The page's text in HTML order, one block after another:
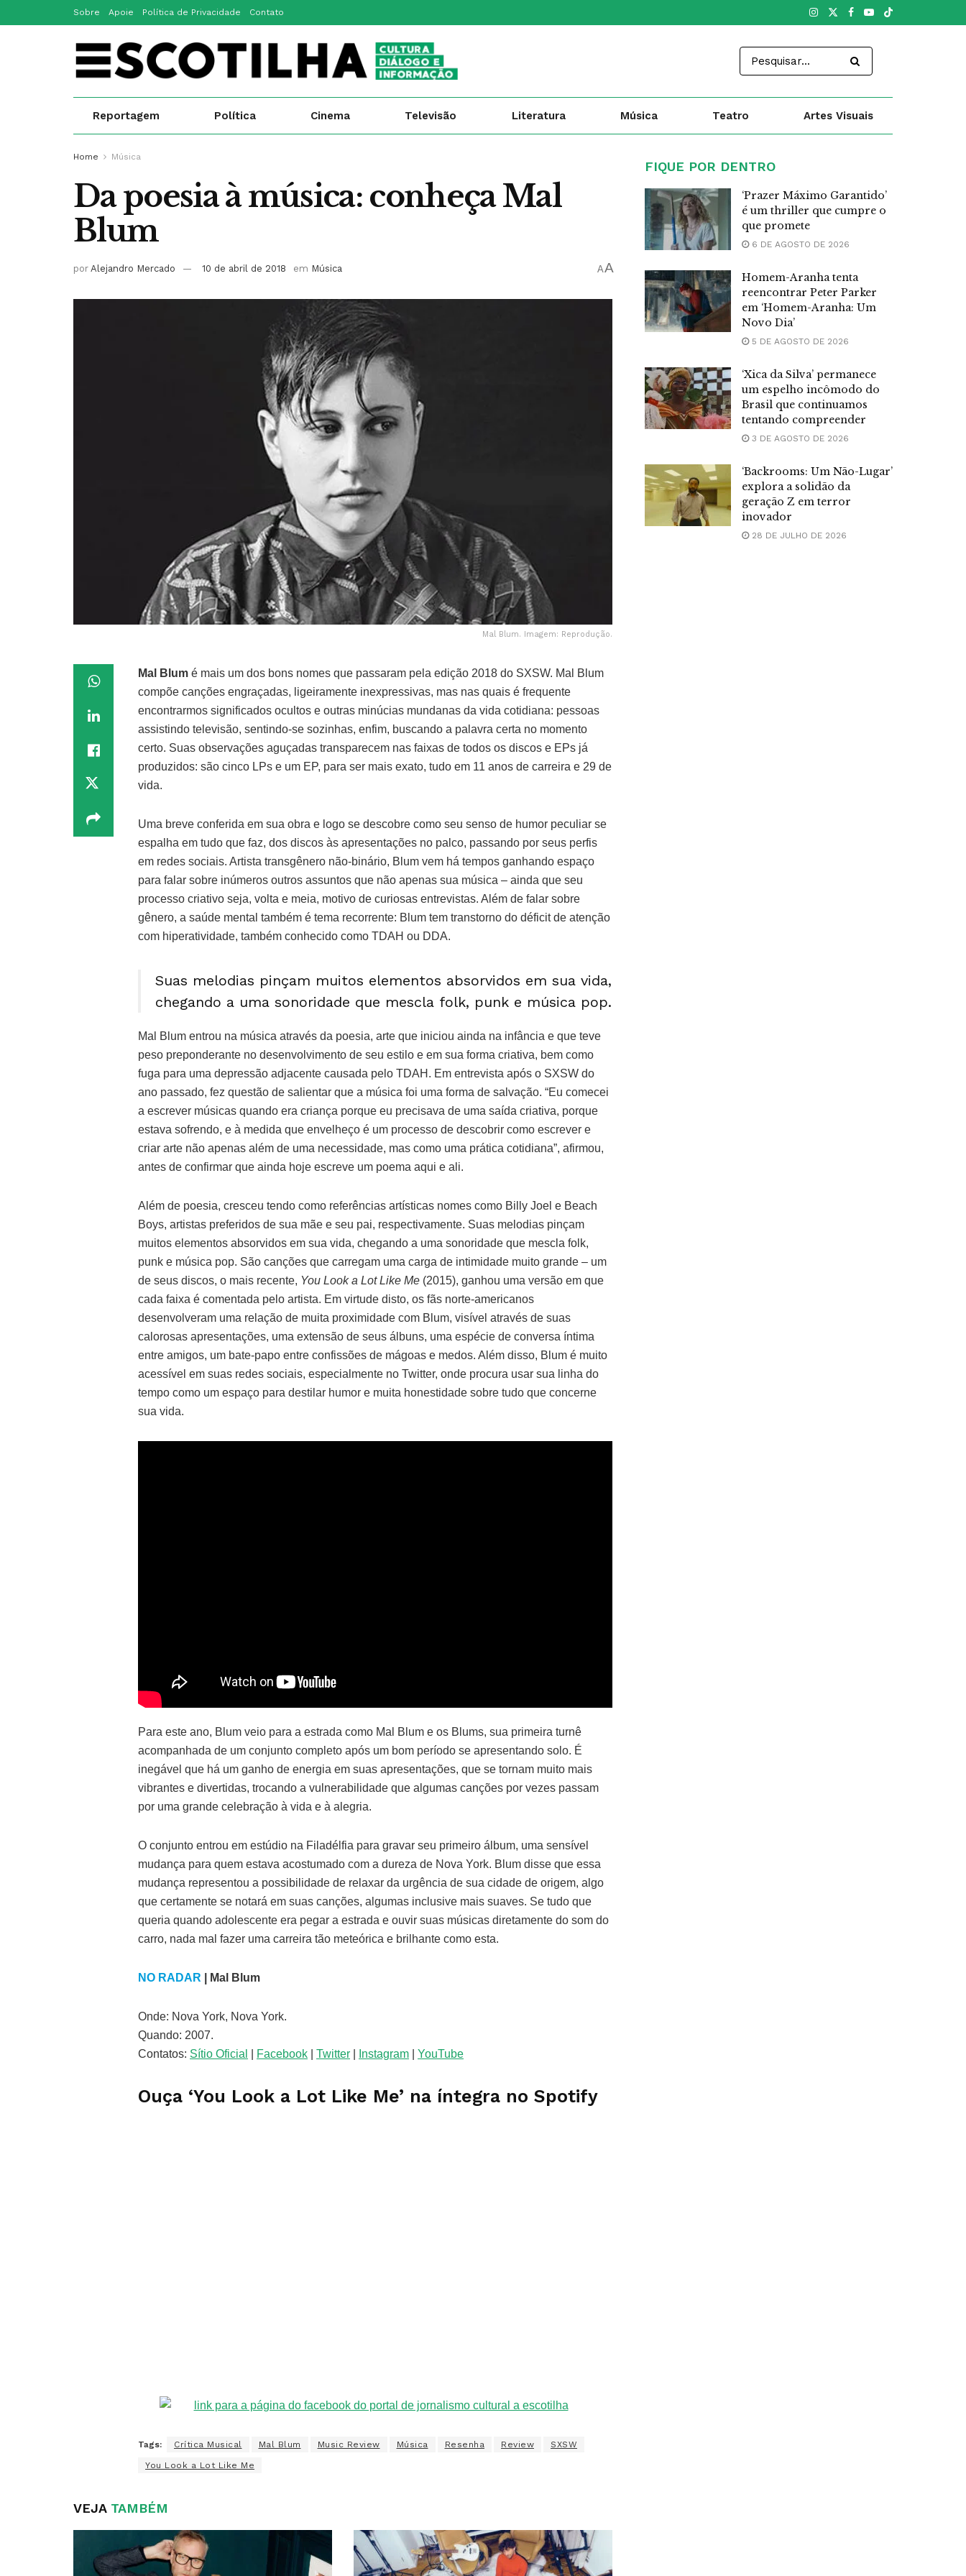
Sobre Apoie Política de Privacidade Contato
Reportagem Política Cinema Televisão Literatura Música Teatro Artes Visuais
Home Música
Da poesia à música: conheça Mal
Blum
por Alejandro Mercado 10 de abril de 2018 em Música AA
Mal Blum. Imagem: Reprodução.
Mal Blum é mais um dos bons nomes que passaram pela edição 2018 do SXSW. Mal Blum
compõe canções engraçadas, ligeiramente inexpressivas, mas nas quais é frequente
encontrarmos significados ocultos e outras minúcias mundanas da vida cotidiana: pessoas
assistindo televisão, sentindo-se sozinhas, enfim, buscando a palavra certa no momento
certo. Suas observações aguçadas transparecem nas faixas de todos os discos e EPs já
produzidos: são cinco LPs e um EP, para ser mais exato, tudo em 11 anos de carreira e 29 de
vida.
Uma breve conferida em sua obra e logo se descobre como seu senso de humor peculiar se
espalha em tudo que faz, dos discos às apresentações no palco, passando por seus perfis
em redes sociais. Artista transgênero não-binário, Blum vem há tempos ganhando espaço
para falar sobre inúmeros outros assuntos que não apenas sua música – ainda que seu
processo criativo seja, volta e meia, motivo de curiosas entrevistas. Além de falar sobre
gênero, a saúde mental também é tema recorrente: Blum tem transtorno do déficit de atenção
com hiperatividade, também conhecido como TDAH ou DDA.
Suas melodias pinçam muitos elementos absorvidos em sua vida,
chegando a uma sonoridade que mescla folk, punk e música pop.
Mal Blum entrou na música através da poesia, arte que iniciou ainda na infância e que teve
peso preponderante no desenvolvimento de seu estilo e em sua forma criativa, bem como
fuga para uma depressão adjacente causada pelo TDAH. Em entrevista após o SXSW do
ano passado, fez questão de salientar que a música foi uma forma de salvação. “Eu comecei
a escrever músicas quando era criança porque eu precisava de uma saída criativa, porque
estava sofrendo, e à medida que envelheço é um processo de descobrir como escrever e
criar arte não apenas além de uma necessidade, mas como uma prática cotidiana”, afirmou,
antes de confirmar que ainda hoje escreve um poema aqui e ali.
Além de poesia, cresceu tendo como referências artísticas nomes como Billy Joel e Beach
Boys, artistas preferidos de sua mãe e seu pai, respectivamente. Suas melodias pinçam
muitos elementos absorvidos em sua vida, chegando a uma sonoridade que mescla folk,
punk e música pop. São canções que carregam uma carga de intimidade muito grande – um
de seus discos, o mais recente, You Look a Lot Like Me (2015), ganhou uma versão em que
cada faixa é comentada pelo artista. Em virtude disto, os fãs norte-americanos
desenvolveram uma relação de muita proximidade com Blum, visível através de suas
calorosas apresentações, uma extensão de seus álbuns, uma espécie de conversa íntima
entre amigos, um bate-papo entre confissões de mágoas e medos. Além disso, Blum é muito
acessível em suas redes sociais, especialmente no Twitter, onde procura usar sua linha do
tempo como um espaço para destilar humor e muita honestidade sobre tudo que concerne
sua vida.
Para este ano, Blum veio para a estrada como Mal Blum e os Blums, sua primeira turnê
acompanhada de um conjunto completo após um bom período se apresentando solo. É
inegável que há um ganho de energia em suas apresentações, que se tornam muito mais
vibrantes e divertidas, trocando a vulnerabilidade que algumas canções por vezes passam
por uma grande celebração à vida e à alegria.
O conjunto entrou em estúdio na Filadélfia para gravar seu primeiro álbum, uma sensível
mudança para quem estava acostumado com a dureza de Nova York. Blum disse que essa
mudança representou a possibilidade de relaxar da urgência de sua cidade de origem, algo
que certamente se notará em suas canções, algumas inclusive mais suaves. Se tudo que
queria quando adolescente era pegar a estrada e ouvir suas músicas diretamente do som do
carro, nada mal fazer uma carreira tão meteórica e brilhante como esta.
NO RADAR | Mal Blum
Onde: Nova York, Nova York.
Quando: 2007.
Contatos: Sítio Oficial Facebook Twitter Instagram YouTube
Ouça ‘You Look a Lot Like Me’ na íntegra no Spotify
Tags: Crítica Musical Mal Blum Music Review Música Resenha Review SXSW
You Look a Lot Like Me
VEJATAMBÉM
FIQUE POR DENTRO
‘Prazer Máximo Garantido’
é um thriller que cumpre o
que promete
6 DE AGOSTO DE 2026
Homem-Aranha tenta
reencontrar Peter Parker
em ‘Homem-Aranha: Um
Novo Dia’
5 DE AGOSTO DE 2026
‘Xica da Silva’ permanece
um espelho incômodo do
Brasil que continuamos
tentando compreender
3 DE AGOSTO DE 2026
‘Backrooms: Um Não-Lugar’
explora a solidão da
geração Z em terror
inovador
28 DE JULHO DE 2026